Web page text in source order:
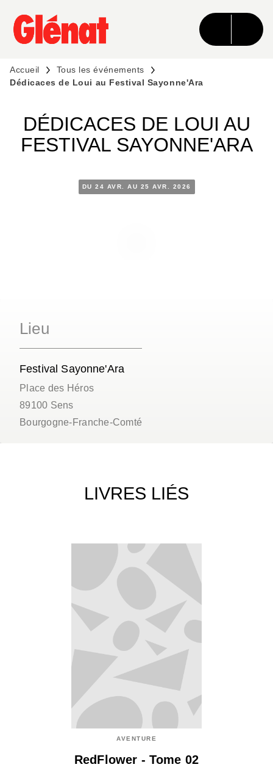
MENU RECHERCHE CONTENU
PIED DE PAGE
Accueil
Tous les événements
Dédicaces de Loui au Festival Sayonne'Ara
DÉDICACES DE LOUI AU
FESTIVAL SAYONNE'ARA
DU 24 AVR. AU 25 AVR. 2026
Lieu
Festival Sayonne'Ara
Place des Héros
89100 Sens
Bourgogne-Franche-Comté
LIVRES LIÉS
AVENTURE
RedFlower - Tome 02